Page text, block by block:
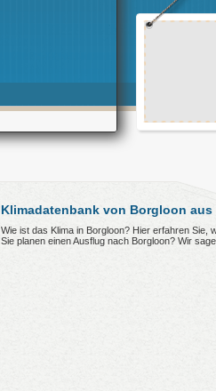
Klimadatenbank von Borgloon aus
Wie ist das Klima in Borgloon? Hier erfahren Sie,
Sie planen einen Ausflug nach Borgloon? Wir